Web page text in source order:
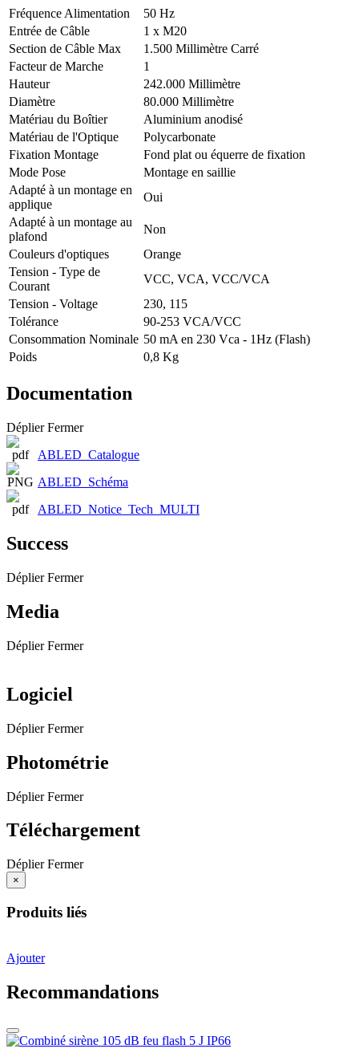
Fréquence Alimentation
50 Hz
Entrée de Câble
1 x M20
Section de Câble Max
1.500 Millimètre Carré
Facteur de Marche
1
Hauteur
242.000 Millimètre
Diamètre
80.000 Millimètre
Matériau du Boîtier
Aluminium anodisé
Matériau de l'Optique
Polycarbonate
Fixation Montage
Fond plat ou équerre de fixation
Mode Pose
Montage en saillie
Adapté à un montage en
applique
Oui
Adapté à un montage au
plafond
Non
Couleurs d'optiques
Orange
Tension - Type de
Courant
VCC, VCA, VCC/VCA
Tension - Voltage
230, 115
Tolérance
90-253 VCA/VCC
Consommation Nominale 50 mA en 230 Vca - 1Hz (Flash)
Poids
0,8 Kg
Documentation
Déplier Fermer
ABLED_Catalogue
ABLED_Schéma
ABLED_Notice_Tech_MULTI
Success
Déplier Fermer
Media
Déplier Fermer
Logiciel
Déplier Fermer
Photométrie
Déplier Fermer
Téléchargement
Déplier Fermer
×
Produits liés
Ajouter
Recommandations